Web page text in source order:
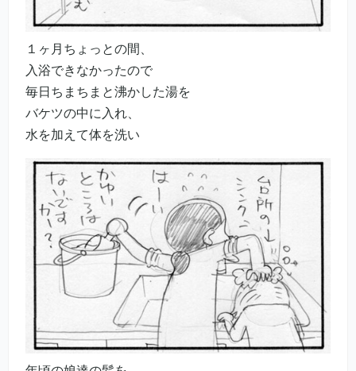
１ヶ月ちょっとの間、
入浴できなかったので
毎日ちまちまと沸かした湯を
バケツの中に入れ、
水を加えて体を洗い